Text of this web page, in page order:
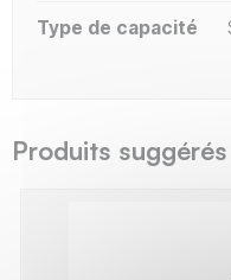
Type de capacité
Produits